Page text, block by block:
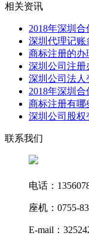
相关资讯
2018年深圳
深圳代理记账
商标注册的办
深圳公司注册
深圳公司法人
2018年深圳
商标注册有哪
深圳公司股权
联系我们
电话：
座机：0755-
E-mail：